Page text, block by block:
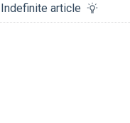
Indefinite article